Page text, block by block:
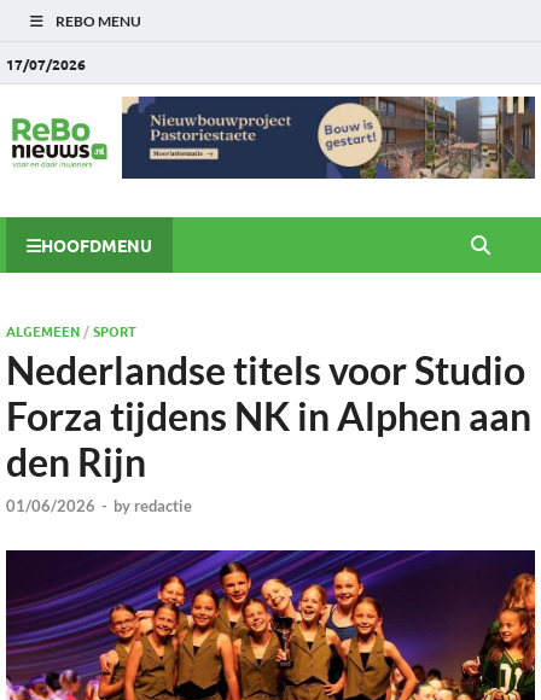
REBO MENU
17/07/2026
HOOFDMENU
ALGEMEEN/SPORT
Nederlandse titels voor Studio
Forza tijdens NK in Alphen aan
den Rijn
01/06/2026 - by redactie